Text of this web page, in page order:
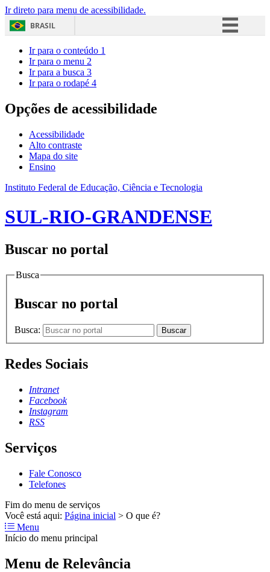
Ir direto para menu de acessibilidade.
BRASIL
Acesso à informação
Ir para o conteúdo 1
Ir para o menu 2
Ir para a busca 3
Ir para o rodapé 4
Opções de acessibilidade
Acessibilidade
Alto contraste
Mapa do site
Ensino
Instituto Federal de Educação, Ciência e Tecnologia
SUL-RIO-GRANDENSE
Buscar no portal
Busca
Buscar no portal
Busca: Buscar
Redes Sociais
Intranet
Facebook
Instagram
RSS
Serviços
Fale Conosco
Telefones
Fim do menu de serviços
Você está aqui: Página inicial > O que é?
Menu
Início do menu principal
Menu de Relevância